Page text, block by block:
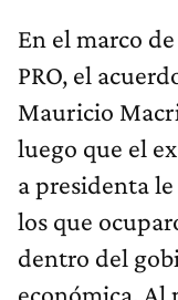
En el marco
PRO, el
Mauricio
luego que el
a presidenta
los que
dentro del
económica. Al